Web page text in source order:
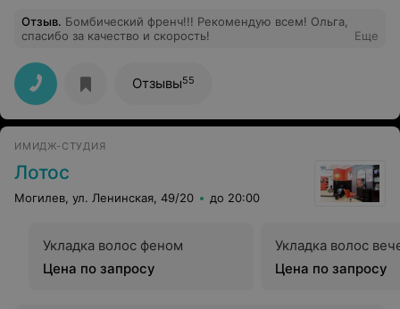
Отзыв. Бомбический френч!!! Рекомендую всем! Ольга,
спасибо за качество и скорость!
Еще
Отзывы55
ИМИДЖ-СТУДИЯ
Лотос
Могилев, ул. Ленинская, 49/20 до 20:00
Укладка волос феном
Цена по запросу
Укладка волос
Цена по запросу